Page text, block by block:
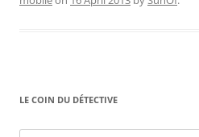
LE COIN DU DÉTECTIVE